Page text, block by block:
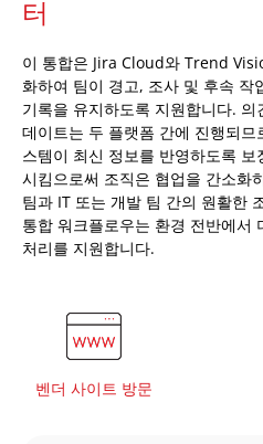
터
이 통합은 Jira Cloud와 Trend
화하여 팀이 경고, 조사 및 후속 작
기록을 유지하도록 지원합니다.
데이트는 두 플랫폼 간에 진행되
스템이 최신 정보를 반영하도록
시킴으로써 조직은 협업을 간소화
팀과 IT 또는 개발 팀 간의 원활한
통합 워크플로우는 환경 전반에서
처리를 지원합니다.
벤더 사이트 방문